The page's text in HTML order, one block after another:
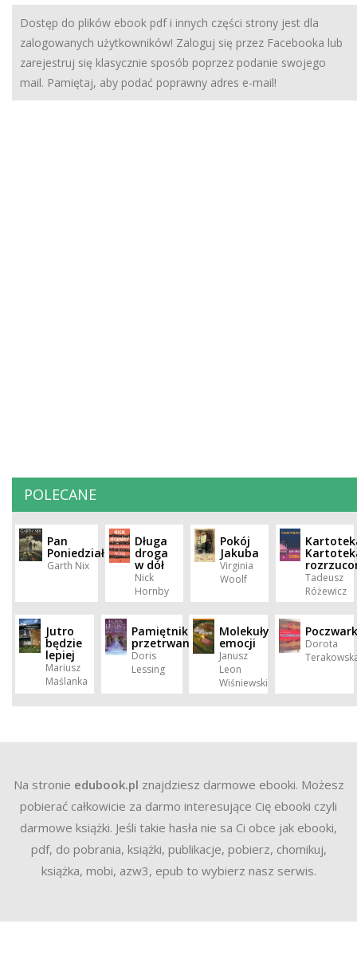
Dostęp do plików ebook pdf i innych części strony jest dla
zalogowanych użytkowników! Zaloguj się przez Facebooka lub
zarejestruj się klasycznie sposób poprzez podanie swojego
mail. Pamiętaj, aby podać poprawny adres e-mail!
POLECANE
Pan
Poniedziałek
Garth Nix
Długa
droga
w dół
Nick
Hornby
Pokój
Jakuba
Virginia
Woolf
Tadeusz
Różewicz
Jutro
będzie
lepiej
Mariusz
Maślanka
Pamiętnik
przetrwania
Doris
Lessing
Molekuły
emocji
Janusz
Leon
Wiśniewski
Dorota
Na stronie edubook.pl znajdziesz darmowe ebooki. Możesz
pobierać całkowicie za darmo interesujące Cię ebooki czyli
darmowe książki. Jeśli takie hasła nie sa Ci obce jak ebooki,
pdf, do pobrania, książki, publikacje, pobierz, chomikuj,
książka, mobi, azw3, epub to wybierz nasz serwis.